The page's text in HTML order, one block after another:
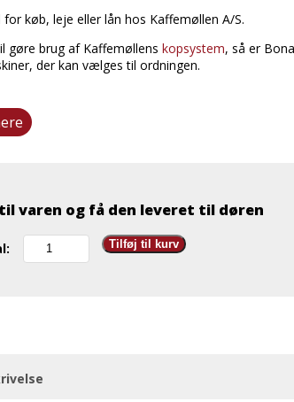
for køb, leje eller lån hos Kaffemøllen A/S.
gøre brug af Kaffemøllens kopsystem, så er
der kan vælges til ordningen.
varen og få den leveret til døren
Bonamat
Mondo
Tilføj til kurv